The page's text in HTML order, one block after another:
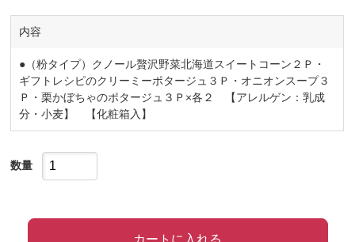
内容
●（粉タイプ）クノール贅沢野菜北海道スイートコーン２Ｐ・
ギフトレシピのクリーミーポタージュ３Ｐ・オニオンスープ３
Ｐ・栗かぼちゃのポタージュ３Ｐ×各２ 【アレルゲン：乳成
分・小麦】 【化粧箱入】
数量
カートに入れる